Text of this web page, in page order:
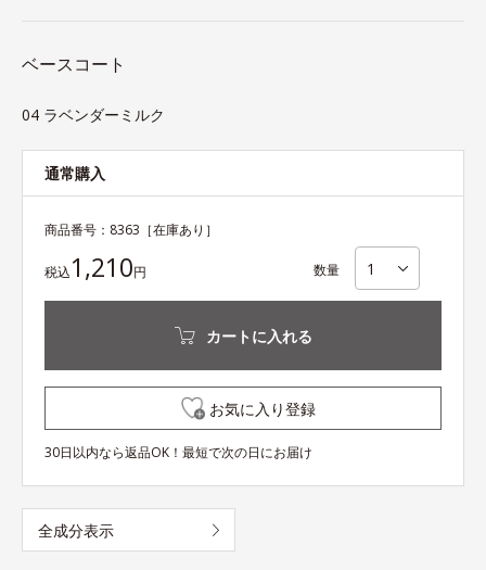
ベースコート
04 ラベンダーミルク
通常購入
商品番号： 8363 ［在庫あり］
税込1,210円 数量
カートに入れる
お気に入り登録
30日以内なら返品OK！最短で次の日にお届け
全成分表示